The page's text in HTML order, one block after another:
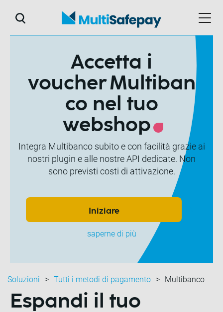
Accetta i
voucher Multiban
co nel tuo
webshop
Integra Multibanco subito e con facilità grazie ai
nostri plugin e alle nostre API dedicate. Non
sono previsti costi di attivazione.
Iniziare
saperne di più
Soluzioni Tutti i metodi di pagamento Multibanco
Espandi il tuo